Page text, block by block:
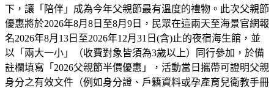
下，讓「陪伴」成為今年父親節最有溫度的禮物。此次父親節
優惠將於2026年8月8日至8月9日，民眾在這兩天至海景官網報
名2026年8月13日至2026年12月31日(含)止的夜宿海生館，並
以「兩大一小」（收費對象皆須為3歲以上）同行參加，於備
註欄填寫「2026父親節半價優惠」，活動當日攜帶可證明父親
身分之有效文件（例如身分證、戶籍資料或孕產育兒衛教手冊